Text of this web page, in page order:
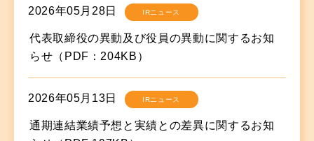
2026年05月28日 IRニュース
代表取締役の異動及び役員の異動に関するお知
らせ（PDF：204KB）
2026年05月13日 IRニュース
通期連結業績予想と実績との差異に関するお知